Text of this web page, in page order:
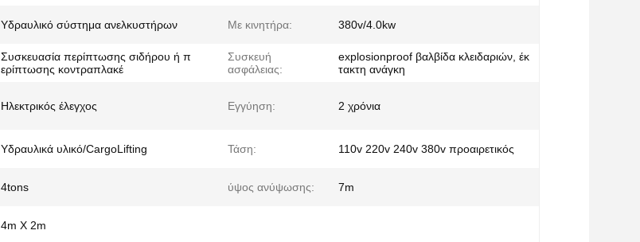
Υδραυλικό σύστημα ανελκυστήρων Με κινητήρα: 380v/4.0kw
Συσκευασία περίπτωσης σιδήρου ή π
ερίπτωσης κοντραπλακέ
Συσκευή
ασφάλειας:
explosionproof βαλβίδα κλειδαριών, έκ
τακτη ανάγκη
Ηλεκτρικός έλεγχος Εγγύηση: 2 χρόνια
Υδραυλικά υλικό/CargoLifting Τάση: 110v 220v 240v 380v προαιρετικός
4tons ύψος ανύψωσης: 7m
4m X 2m